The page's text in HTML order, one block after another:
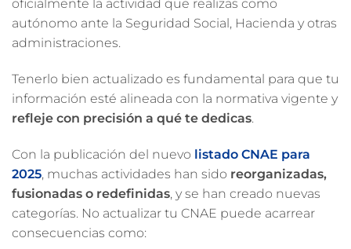
oficialmente la actividad que realizas como
autónomo ante la Seguridad Social, Hacienda y otras
administraciones.
Tenerlo bien actualizado es fundamental para que tu
información esté alineada con la normativa vigente y
refleje con precisión a qué te dedicas.
Con la publicación del nuevo listado CNAE para
2025, muchas actividades han sido reorganizadas,
fusionadas o redefinidas, y se han creado nuevas
categorías. No actualizar tu CNAE puede acarrear
consecuencias como: